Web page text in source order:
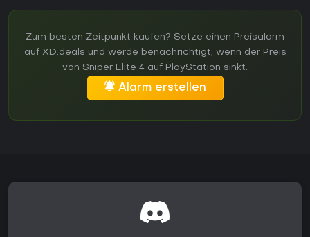
Zum besten Zeitpunkt kaufen? Setze einen Preisalarm
auf XD.deals und werde benachrichtigt, wenn der Preis
von Sniper Elite 4 auf PlayStation sinkt.
Alarm erstellen